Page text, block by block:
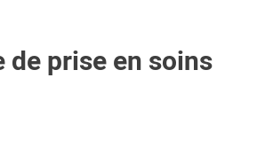
de prise en soins